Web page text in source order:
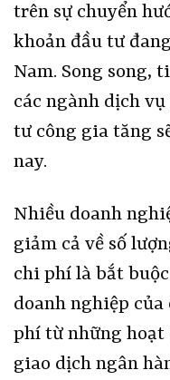
trên sự chuyển
khoản đầu tư
Nam. Song song,
các ngành dịch
tư công gia tăng
nay.
Nhiều doanh
giảm cả về số
chi phí là bắt
doanh nghiệp
phí từ những hoạt
giao dịch ngân